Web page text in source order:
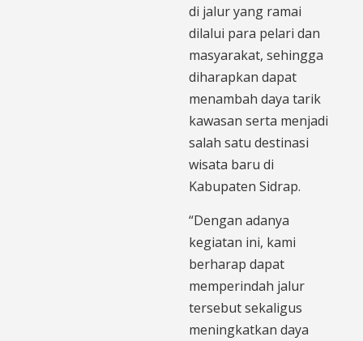
di jalur yang ramai
dilalui para pelari dan
masyarakat, sehingga
diharapkan dapat
menambah daya tarik
kawasan serta menjadi
salah satu destinasi
wisata baru di
Kabupaten Sidrap.
“Dengan adanya
kegiatan ini, kami
berharap dapat
memperindah jalur
tersebut sekaligus
meningkatkan daya